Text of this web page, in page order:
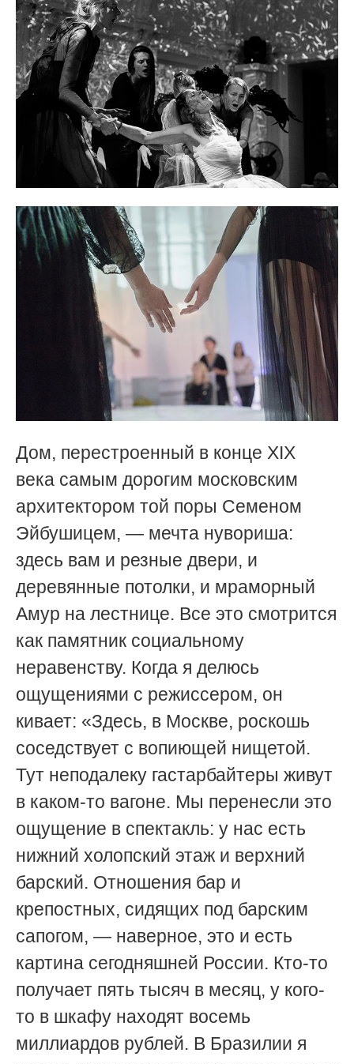
Дом, перестроенный в конце XIX
века самым дорогим московским
архитектором той поры Семеном
Эйбушицем, — мечта нувориша:
здесь вам и резные двери, и
деревянные потолки, и мраморный
Амур на лестнице. Все это смотрится
как памятник социальному
неравенству. Когда я делюсь
ощущениями с режиссером, он
кивает: «Здесь, в Москве, роскошь
соседствует с вопиющей нищетой.
Тут неподалеку гастарбайтеры живут
в каком-то вагоне. Мы перенесли это
ощущение в спектакль: у нас есть
нижний холопский этаж и верхний
барский. Отношения бар и
крепостных, сидящих под барским
сапогом, — наверное, это и есть
картина сегодняшней России. Кто-то
получает пять тысяч в месяц, у кого-
то в шкафу находят восемь
миллиардов рублей. В Бразилии я